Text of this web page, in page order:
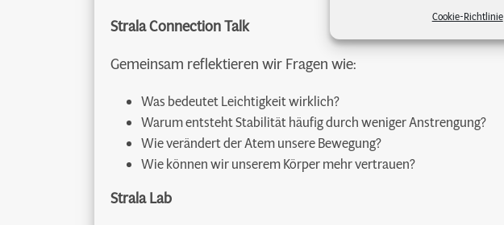
Cookie-Richtlinie
Strala Connection Talk
Gemeinsam reflektieren wir Fragen wie:
Was bedeutet Leichtigkeit wirklich?
Warum entsteht Stabilität häufig durch weniger Anstrengung?
Wie verändert der Atem unsere Bewegung?
Wie können wir unserem Körper mehr vertrauen?
Strala Lab